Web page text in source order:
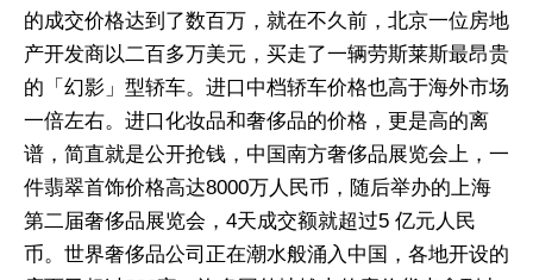
的成交价格达到了数百万，就在不久前，北京一位房地
产开发商以二百多万美元，买走了一辆劳斯莱斯最昂贵
的「幻影」型轿车。进口中档轿车价格也高于海外市场
一倍左右。进口化妆品和奢侈品的价格，更是高的离
谱，简直就是公开抢钱，中国南方奢侈品展览会上，一
件翡翠首饰价格高达8000万人民币，随后举办的上海
第二届奢侈品展览会，4天成交额就超过5 亿元人民
币。世界奢侈品公司正在潮水般涌入中国，各地开设的